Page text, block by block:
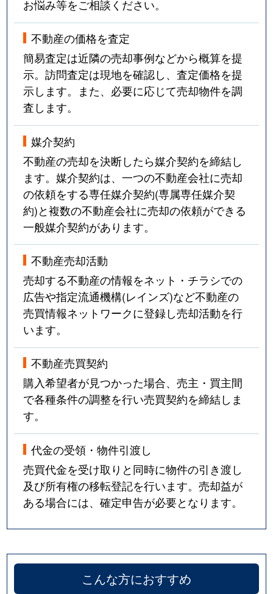
お悩み等をご相談ください。
不動産の価格を査定
簡易査定は近隣の売却事例などから概算を提
示。訪問査定は現地を確認し、査定価格を提
示します。また、必要に応じて売却物件を調
査します。
媒介契約
不動産の売却を決断したら媒介契約を締結し
ます。媒介契約は、一つの不動産会社に売却
の依頼をする専任媒介契約(専属専任媒介契
約)と複数の不動産会社に売却の依頼ができる
一般媒介契約があります。
不動産売却活動
売却する不動産の情報をネット・チラシでの
広告や指定流通機構(レインズ)など不動産の
売買情報ネットワークに登録し売却活動を行
います。
不動産売買契約
購入希望者が見つかった場合、売主・買主間
で各種条件の調整を行い売買契約を締結しま
す。
代金の受領・物件引渡し
売買代金を受け取りと同時に物件の引き渡し
及び所有権の移転登記を行います。売却益が
ある場合には、確定申告が必要となります。
こんな方におすすめ